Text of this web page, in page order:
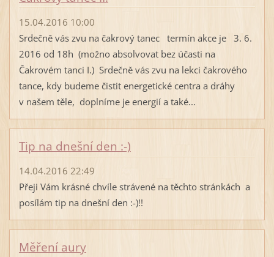
15.04.2016 10:00
Srdečně vás zvu na čakrový tanec termín akce je 3. 6.
2016 od 18h (možno absolvovat bez účasti na
Čakrovém tanci I.) Srdečně vás zvu na lekci čakrového
tance, kdy budeme čistit energetické centra a dráhy
v našem těle, doplníme je energií a také...
Tip na dnešní den :-)
14.04.2016 22:49
Přeji Vám krásné chvíle strávené na těchto stránkách a
posílám tip na dnešní den :-)!!
Měření aury